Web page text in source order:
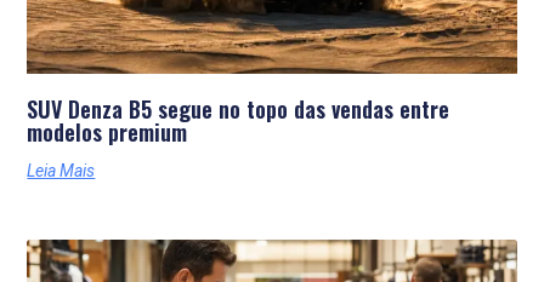
SUV Denza B5 segue no topo das vendas entre
modelos premium
Leia Mais